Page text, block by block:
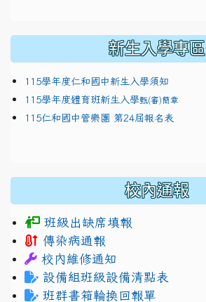
新生入學專區
115學年度仁和國中新生入學須知
115學年度體育班新生入學甄(審)簡章
115仁和國中管樂團 第24屆報名表
校內通報
班級出缺席填報
傳染病通報
校內維修通知
設備組班級設備清點表
班群書箱輪換回報單